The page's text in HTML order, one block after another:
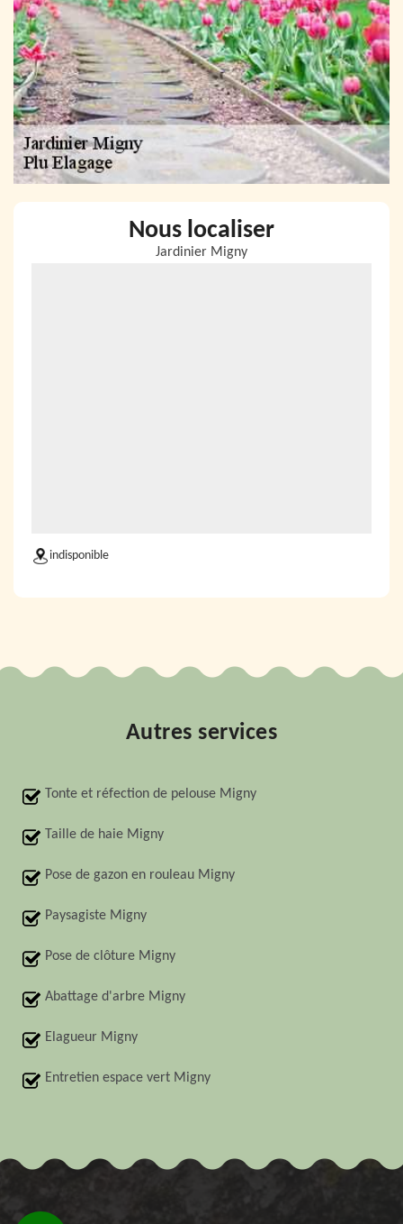
Nous localiser
Jardinier Migny
indisponible
Autres services
Tonte et réfection de pelouse Migny
Taille de haie Migny
Pose de gazon en rouleau Migny
Paysagiste Migny
Pose de clôture Migny
Abattage d'arbre Migny
Elagueur Migny
Entretien espace vert Migny